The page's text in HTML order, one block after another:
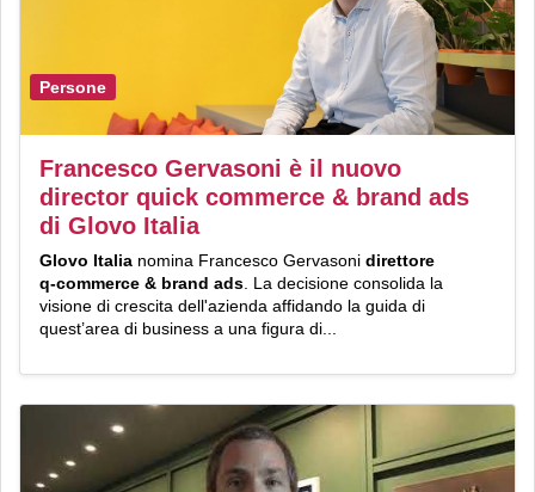
Persone
Francesco Gervasoni è il nuovo
director quick commerce & brand ads
di Glovo Italia
Glovo Italia nomina Francesco Gervasoni direttore
q‑commerce & brand ads . La decisione consolida la
visione di crescita dell'azienda affidando la guida di
quest’area di business a una figura di...